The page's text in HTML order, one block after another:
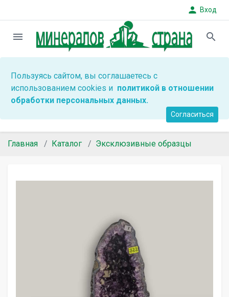
person Вход
menu search
Пользуясь сайтом, вы соглашаетесь с
использованием cookies и политикой в отношении
обработки персональных данных.
Согласиться
Главная Каталог Эксклюзивные образцы